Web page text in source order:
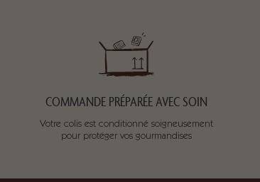
COMMANDE PRÉPARÉE AVEC SOIN
Votre colis est conditionné soigneusement
pour protéger vos gourmandises